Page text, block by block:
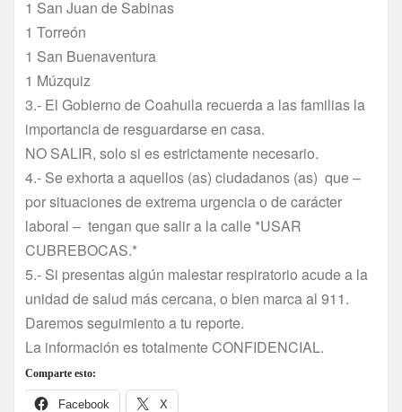
1 San Juan de Sabinas
1 Torreón
1 San Buenaventura
1 Múzquiz
3.- El Gobierno de Coahuila recuerda a las familias la
importancia de resguardarse en casa.
NO SALIR, solo si es estrictamente necesario.
4.- Se exhorta a aquellos (as) ciudadanos (as) que –
por situaciones de extrema urgencia o de carácter
laboral – tengan que salir a la calle *USAR
CUBREBOCAS.*
5.- Si presentas algún malestar respiratorio acude a la
unidad de salud más cercana, o bien marca al 911.
Daremos seguimiento a tu reporte.
La información es totalmente CONFIDENCIAL.
Comparte esto:
Facebook X